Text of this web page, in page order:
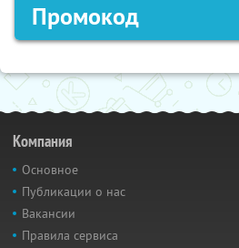
Промокод
Компания
Основное
Публикации о нас
Вакансии
Правила сервиса